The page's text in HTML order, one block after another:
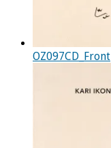
OZ097CD_Front